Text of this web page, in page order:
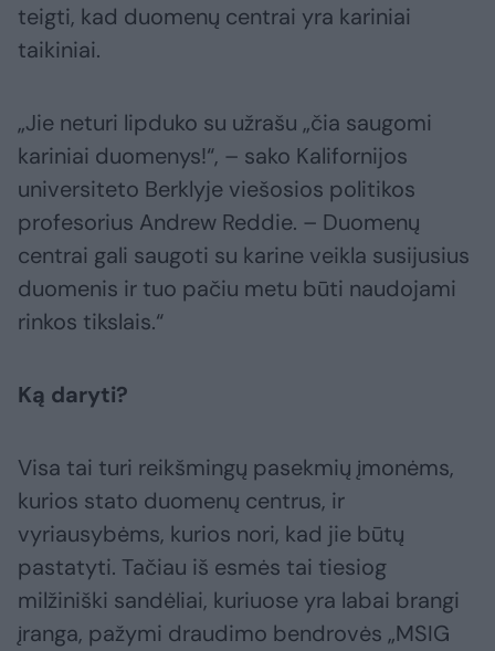
teigti, kad duomenų centrai yra kariniai
taikiniai.
„Jie neturi lipduko su užrašu „čia saugomi
kariniai duomenys!“, – sako Kalifornijos
universiteto Berklyje viešosios politikos
profesorius Andrew Reddie. – Duomenų
centrai gali saugoti su karine veikla susijusius
duomenis ir tuo pačiu metu būti naudojami
rinkos tikslais.“
Ką daryti?
Visa tai turi reikšmingų pasekmių įmonėms,
kurios stato duomenų centrus, ir
vyriausybėms, kurios nori, kad jie būtų
pastatyti. Tačiau iš esmės tai tiesiog
milžiniški sandėliai, kuriuose yra labai brangi
įranga, pažymi draudimo bendrovės „MSIG